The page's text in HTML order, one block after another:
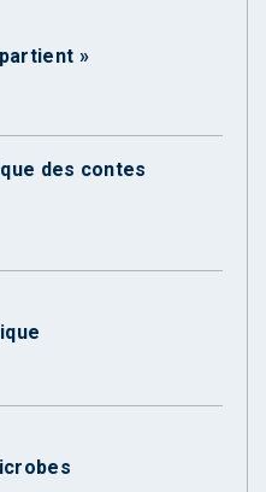
»
des contes